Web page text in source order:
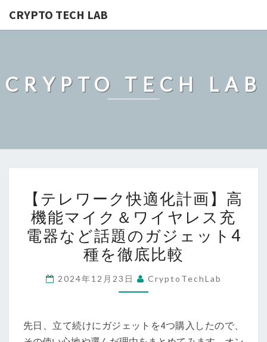
CRYPTO TECH LAB
CRYPTO TECH LAB
レ
ワ
ー
ク
快
適
画】
【テレワーク快適化計画】高
機能マイク＆ワイヤレス充
電器など話題のガジェット4
種を徹底比較
2024年12月23日 CryptoTechLab
先日、立て続けにガジェットを4つ購入したので、